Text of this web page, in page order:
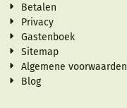
Betalen
Privacy
Gastenboek
Sitemap
Algemene voorwaarden
Blog